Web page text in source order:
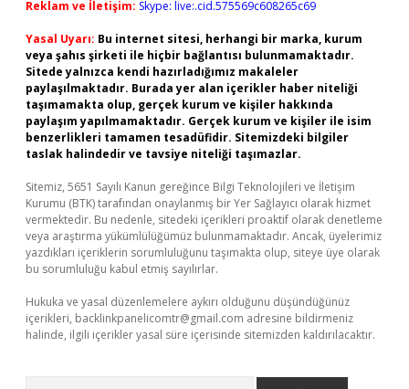
Reklam ve İletişim: Skype: live:.cid.575569c608265c69
Yasal Uyarı: Bu internet sitesi, herhangi bir marka, kurum
veya şahıs şirketi ile hiçbir bağlantısı bulunmamaktadır.
Sitede yalnızca kendi hazırladığımız makaleler
paylaşılmaktadır. Burada yer alan içerikler haber niteliği
taşımamakta olup, gerçek kurum ve kişiler hakkında
paylaşım yapılmamaktadır. Gerçek kurum ve kişiler ile isim
benzerlikleri tamamen tesadüfidir. Sitemizdeki bilgiler
taslak halindedir ve tavsiye niteliği taşımazlar.
Sitemiz, 5651 Sayılı Kanun gereğince Bilgi Teknolojileri ve İletişim
Kurumu (BTK) tarafından onaylanmış bir Yer Sağlayıcı olarak hizmet
vermektedir. Bu nedenle, sitedeki içerikleri proaktif olarak denetleme
veya araştırma yükümlülüğümüz bulunmamaktadır. Ancak, üyelerimiz
yazdıkları içeriklerin sorumluluğunu taşımakta olup, siteye üye olarak
bu sorumluluğu kabul etmiş sayılırlar.
Hukuka ve yasal düzenlemelere aykırı olduğunu düşündüğünüz
içerikleri, backlinkpanelicomtr@gmail.com adresine bildirmeniz
halinde, ilgili içerikler yasal süre içerisinde sitemizden kaldırılacaktır.